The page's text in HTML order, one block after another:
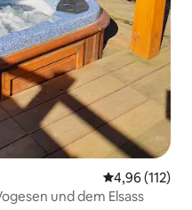
4,96 (112)
und dem Elsass